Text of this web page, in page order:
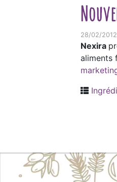
28/02/2012
Nexira
aliments